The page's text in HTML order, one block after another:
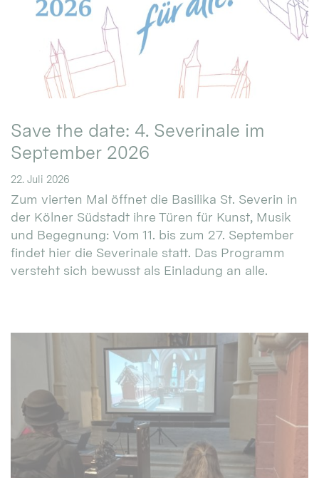
Save the date: 4. Severinale im
September 2026
22. Juli 2026
Zum vierten Mal öffnet die Basilika St. Severin in
der Kölner Südstadt ihre Türen für Kunst, Musik
und Begegnung: Vom 11. bis zum 27. September
findet hier die Severinale statt. Das Programm
versteht sich bewusst als Einladung an alle.